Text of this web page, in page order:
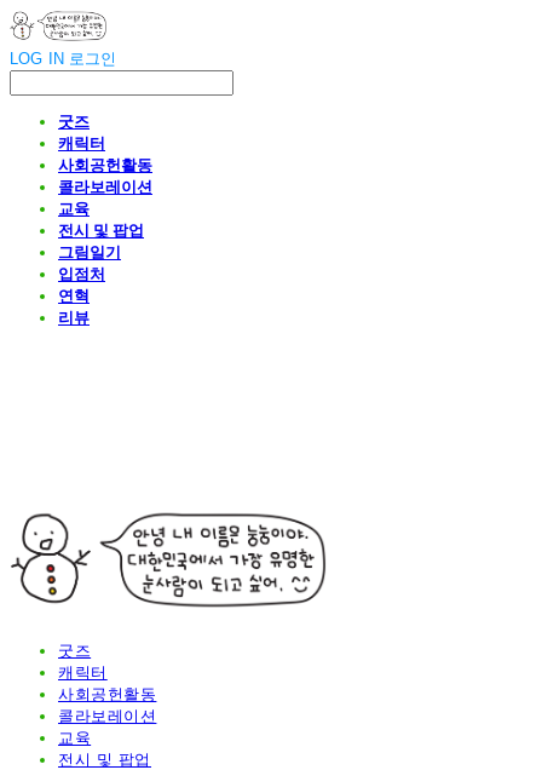
LOG IN 로그인
굿즈
캐릭터
사회공헌활동
콜라보레이션
교육
전시 및 팝업
그림일기
입점처
연혁
리뷰
굿즈
캐릭터
사회공헌활동
콜라보레이션
교육
전시 및 팝업